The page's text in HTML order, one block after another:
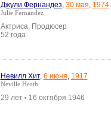
Джули Фернандез, 30 мая, 1974
Julie Fernandez
Актриса, Продюсер
52 года
Невилл Хит, 6 июня, 1917
Neville Heath
29 лет • 16 октября 1946